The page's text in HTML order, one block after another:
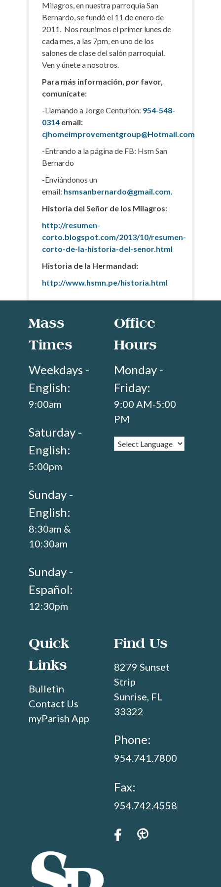
Milagros, en nuestra parroquia San
Bernardo, se fundó el 11 de enero de
2011. Nos reunimos el primer lunes de
cada mes, a las 7pm, en uno de los
salones de clase del salón parroquial.
Ven y únete a nosotros.
Para más información, por favor,
comunícate:
-Llamando a Jorge Centurion: 954-548-
0314 email:
cjhomeimprovementgroup@Hotmail.com
-Entrando a la página de FB: Hsm San
Bernardo
-Enviándonos un
email: hsmsanbernardo@gmail.com.
Historia del Señor de los Milagros:
http://resumen-
corto.blogspot.com/2013/10/resumen-
corto-de-la-historia-del-senor.html
Historia de la Hermandad:
http://www.hsmn.pe/historia.html
Mass
Times
Weekdays -
English:
9:00am
Saturday -
English:
5:00pm
Sunday -
English:
8:30am &
10:30am
Sunday -
Español:
12:30pm
Office
Hours
Monday -
Friday:
9:00 AM-5:00
PM
Quick
Links
Bulletin
Contact Us
myParish App
Find Us
8279 Sunset
Strip
Sunrise, FL
33322
Phone:
954.741.7800
Fax:
954.742.4558